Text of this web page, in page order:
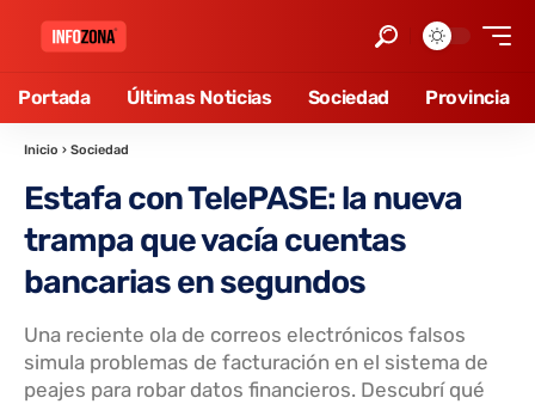
Portada Últimas Noticias Sociedad Provincia
Inicio › Sociedad
Estafa con TelePASE: la nueva
trampa que vacía cuentas
bancarias en segundos
Una reciente ola de correos electrónicos falsos
simula problemas de facturación en el sistema de
peajes para robar datos financieros. Descubrí qué